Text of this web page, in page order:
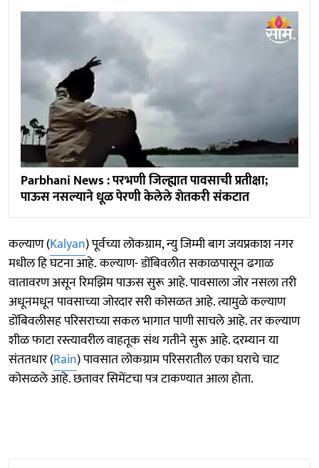
Parbhani News : परभणी जिल्ह्यात पावसाची प्रतीक्षा;
पाऊस नसल्याने धूळ पेरणी केलेले शेतकरी संकटात
कल्याण (Kalyan) पूर्वच्या लोकग्राम, न्यु जिम्मी बाग जयप्रकाश नगर
मधील हि घटना आहे. कल्याण- डोंबिवलीत सकाळपासून ढगाळ
वातावरण असून रिमझिम पाऊस सुरू आहे. पावसाला जोर नसला तरी
अधूनमधून पावसाच्या जोरदार सरी कोसळत आहे. त्यामुळे कल्याण
डोंबिवलीसह परिसराच्या सकल भागात पाणी साचले आहे. तर कल्याण
शीळ फाटा रस्त्यावरील वाहतूक संथ गतीने सुरू आहे. दरम्यान या
संततधार (Rain) पावसात लोकग्राम परिसरातील एका घराचे चाट
कोसळले आहे. छतावर सिमेंटचा पत्र टाकण्यात आला होता.